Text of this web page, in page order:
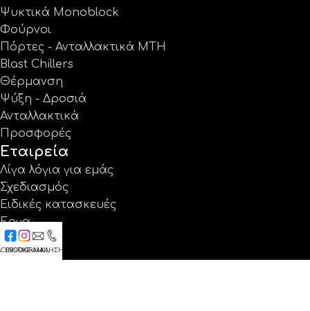
Ψυκτικά Monoblock
Φούρνοι
Πόρτες - Ανταλλακτικά MTH
Blast Chillers
Θέρμανση
Ψύξη - Δροσιά
Ανταλλακτικά
Προσφορές
Εταιρεία
Λίγα λόγια για εμάς
Σχεδιασμός
Ειδικές κατασκευές
Έργα
Κατάλογοι
Εγγύηση
INSTAGRAM
E-MAILΚΛΗΣΗ